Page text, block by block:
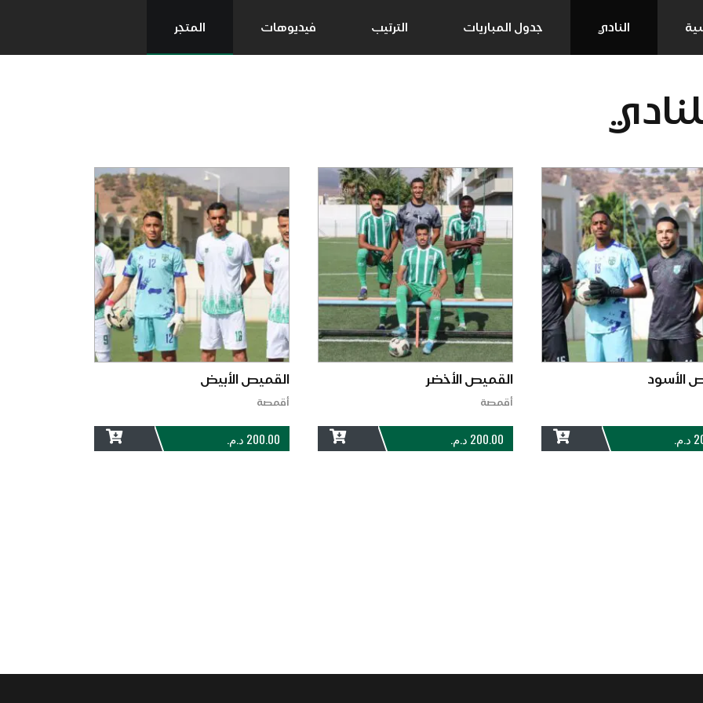
النادي جدول المباريات الترتيب فيديوهات المتجر
القميص الأبيض
أقمصة
200.00 د.م.
القميص الأخضر
أقمصة
200.00 د.م.
الأسود
د.م.